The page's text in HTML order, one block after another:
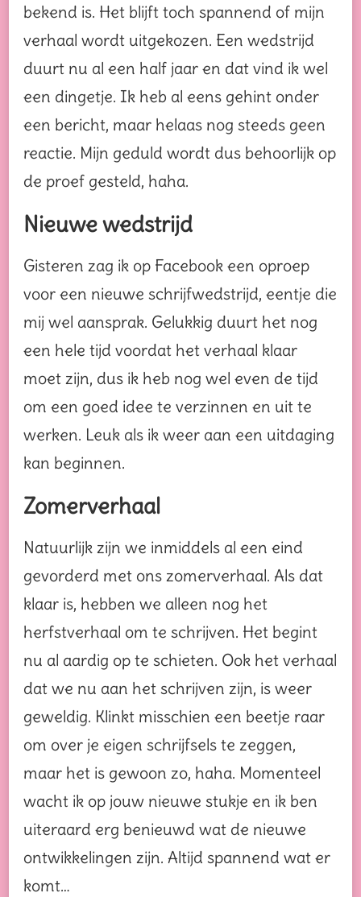
bekend is. Het blijft toch spannend of mijn
verhaal wordt uitgekozen. Een wedstrijd
duurt nu al een half jaar en dat vind ik wel
een dingetje. Ik heb al eens gehint onder
een bericht, maar helaas nog steeds geen
reactie. Mijn geduld wordt dus behoorlijk op
de proef gesteld, haha.
Nieuwe wedstrijd
Gisteren zag ik op Facebook een oproep
voor een nieuwe schrijfwedstrijd, eentje die
mij wel aansprak. Gelukkig duurt het nog
een hele tijd voordat het verhaal klaar
moet zijn, dus ik heb nog wel even de tijd
om een goed idee te verzinnen en uit te
werken. Leuk als ik weer aan een uitdaging
kan beginnen.
Zomerverhaal
Natuurlijk zijn we inmiddels al een eind
gevorderd met ons zomerverhaal. Als dat
klaar is, hebben we alleen nog het
herfstverhaal om te schrijven. Het begint
nu al aardig op te schieten. Ook het verhaal
dat we nu aan het schrijven zijn, is weer
geweldig. Klinkt misschien een beetje raar
om over je eigen schrijfsels te zeggen,
maar het is gewoon zo, haha. Momenteel
wacht ik op jouw nieuwe stukje en ik ben
uiteraard erg benieuwd wat de nieuwe
ontwikkelingen zijn. Altijd spannend wat er
komt…